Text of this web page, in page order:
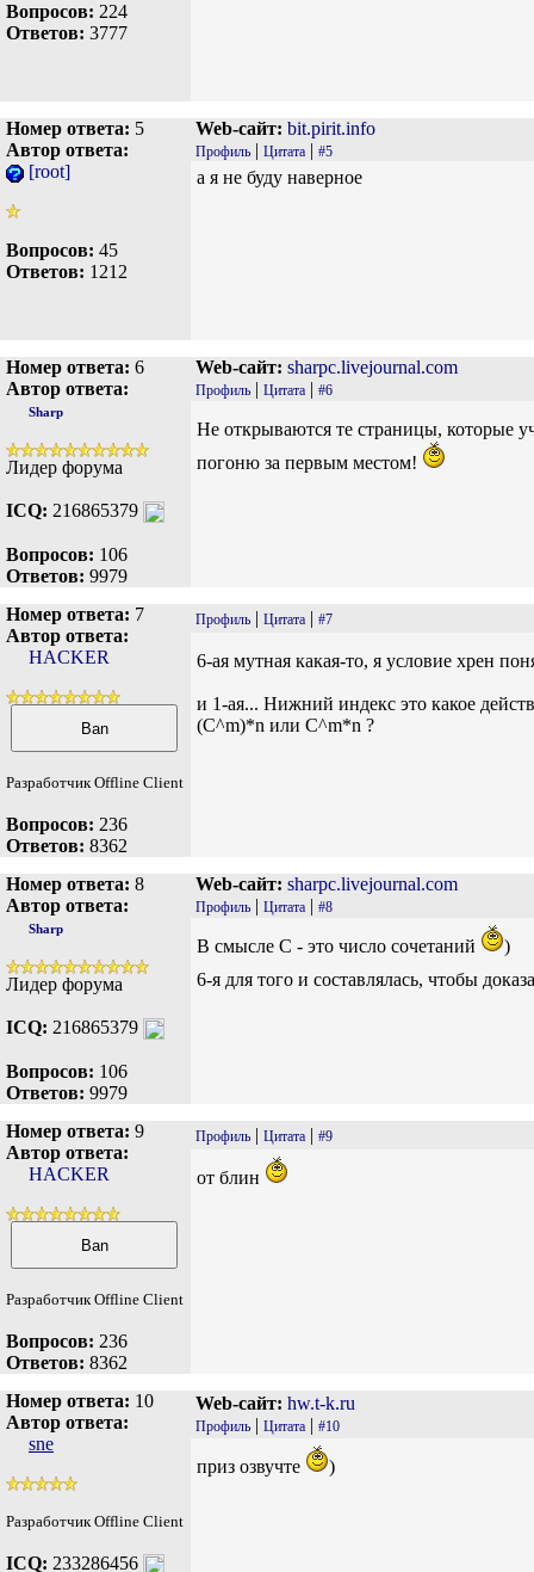
Вопросов: 224
Ответов: 3777
Номер ответа: 5
Автор ответа:
[root]
Вопросов: 45
Ответов: 1212
Web-сайт: bit.pirit.info
Профиль | Цитата | #5
а я не буду наверное
Номер ответа: 6
Автор ответа:
Sharp
Лидер форума
ICQ: 216865379
Вопросов: 106
Ответов: 9979
Web-сайт: sharpc.livejournal.com
Профиль | Цитата | #6
Не открываются те страницы, которые
погоню за первым местом!
Номер ответа: 7
Автор ответа:
HACKER
Разработчик Offline Client
Вопросов: 236
Ответов: 8362
Профиль | Цитата | #7
6-ая мутная какая-то, я условие хрен
и 1-ая... Нижний индекс это какое
(C^m)*n или С^m*n ?
Номер ответа: 8
Автор ответа:
Sharp
Лидер форума
ICQ: 216865379
Вопросов: 106
Ответов: 9979
Web-сайт: sharpc.livejournal.com
Профиль | Цитата | #8
В смысле C - это число сочетаний
)
6-я для того и составлялась, чтобы
Номер ответа: 9
Автор ответа:
HACKER
Разработчик Offline Client
Вопросов: 236
Ответов: 8362
Профиль | Цитата | #9
от блин
Номер ответа: 10
Автор ответа:
sne
Разработчик Offline Client
ICQ: 233286456
Web-сайт: hw.t-k.ru
Профиль | Цитата | #10
приз озвучте )